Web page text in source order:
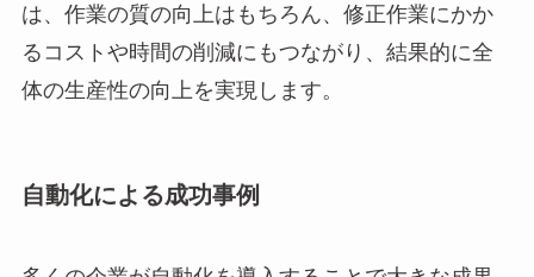
は、作業の質の向上はもちろん、修正作業にかか
るコストや時間の削減にもつながり、結果的に全
体の生産性の向上を実現します。
自動化による成功事例